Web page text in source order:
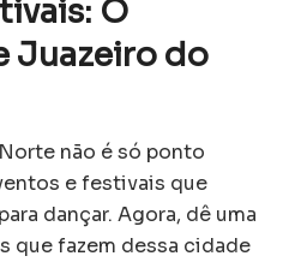
O
Juazeiro do
não é só ponto
e festivais que
dançar. Agora, dê uma
que fazem dessa cidade